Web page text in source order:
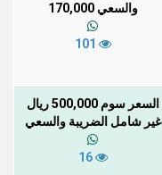
والسعي 170,000
السعر سوم 500,000 ريال
غير شامل الضريبة والسعي
16